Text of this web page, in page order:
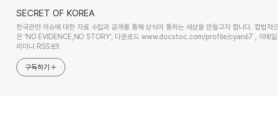
SECRET OF KOREA
한국관련 이슈에 대한 자료 수집과 공개를 통해 상식이 통하는 세상을 만들고자 합니다. 합법적
은 'NO EVIDENCE,NO STORY', 다운로드 www.docstoc.com/profile/cyan67 , 이메일
리더나 RSS로!!
구독하기